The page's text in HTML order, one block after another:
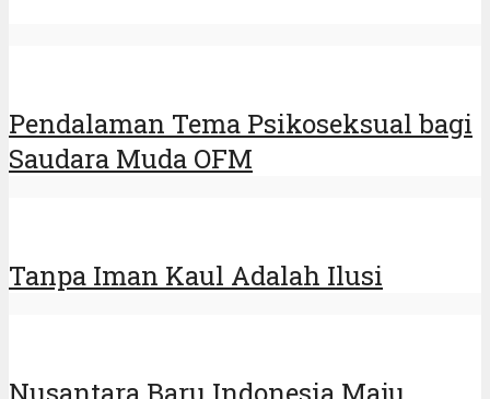
Pendalaman Tema Psikoseksual bagi
Saudara Muda OFM
Tanpa Iman Kaul Adalah Ilusi